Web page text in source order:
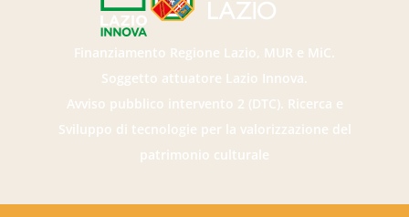
Finanziamento Regione Lazio, MUR e MiC.
Soggetto attuatore Lazio Innova.
Avviso pubblico intervento 2 (DTC). Ricerca e
Sviluppo di tecnologie per la valorizzazione del
patrimonio culturale